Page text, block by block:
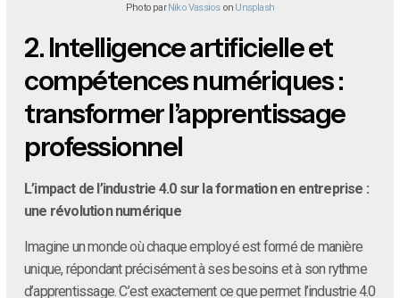
Photo parNiko Vassioson Unsplash
2.Intelligence artificielle et
compétences numériques :
transformer l’apprentissage
professionnel
L’impact de l’industrie 4.0 sur la formation en entreprise :
une révolution numérique
Imagine un monde où chaque employé est formé de manière
unique, répondant précisément à ses besoins et à son rythme
d’apprentissage. C’est exactement ce que permet l’industrie 4.0